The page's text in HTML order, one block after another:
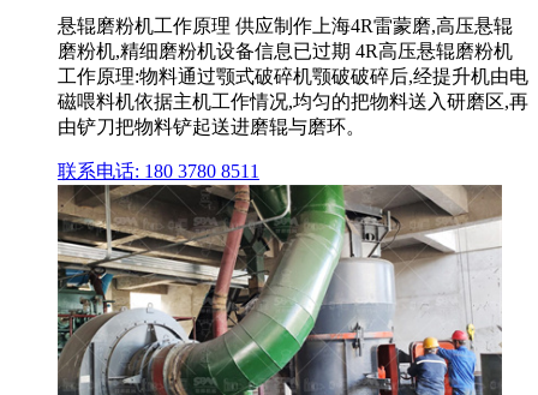
悬辊磨粉机工作原理 供应制作上海4R雷蒙磨,高压悬辊
磨粉机,精细磨粉机设备信息已过期 4R高压悬辊磨粉机
工作原理:物料通过颚式破碎机颚破破碎后,经提升机由电
磁喂料机依据主机工作情况,均匀的把物料送入研磨区,再
由铲刀把物料铲起送进磨辊与磨环。
联系电话: 180 3780 8511